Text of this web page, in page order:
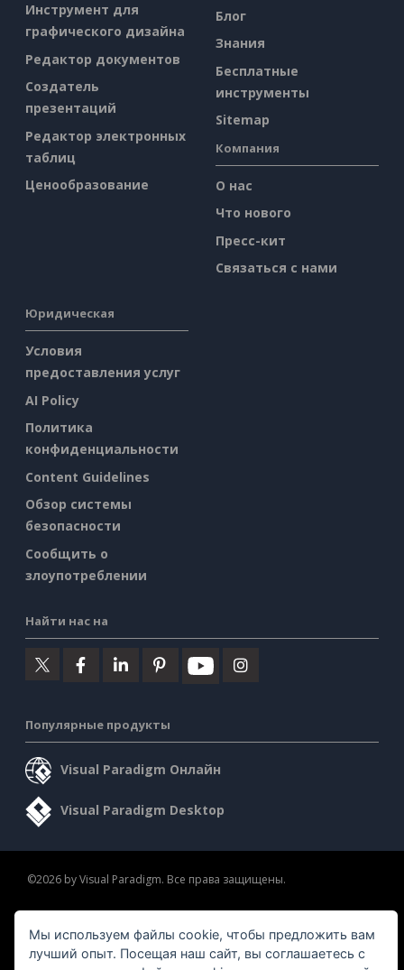
Инструмент для
графического дизайна
Редактор документов
Создатель
презентаций
Редактор электронных
таблиц
Ценообразование
Блог
Знания
Бесплатные
инструменты
Sitemap
Компания
О нас
Что нового
Пресс-кит
Связаться с нами
Юридическая
Условия
предоставления услуг
AI Policy
Политика
конфиденциальности
Content Guidelines
Обзор системы
безопасности
Сообщить о
злоупотреблении
Найти нас на
Популярные продукты
Visual Paradigm Онлайн
Visual Paradigm Desktop
©2026 by Visual Paradigm. Все права защищены.
Политика конфиденциальности
Content Guidelines
Обзор системы безопасности
Мы используем файлы cookie, чтобы предложить вам
лучший опыт. Посещая наш сайт, вы соглашаетесь с